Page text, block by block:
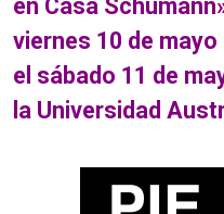
en Casa
viernes 10 de
el sábado 11 de
la Universidad